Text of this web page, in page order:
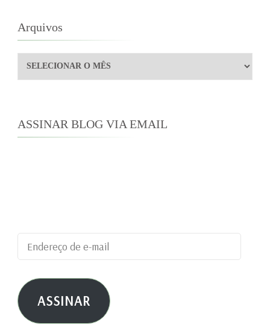
Arquivos
Arquivos
ASSINAR BLOG VIA EMAIL
Endereço
de
e-
mail ASSINAR